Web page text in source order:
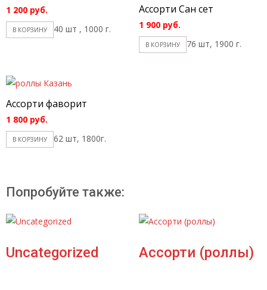
1 200 руб.
В КОРЗИНУ 40 шт , 1000 г.
Ассорти Сан сет
1 900 руб.
В КОРЗИНУ 76 шт, 1900 г.
Ассорти фаворит
1 800 руб.
В КОРЗИНУ 62 шт, 1800г.
Попробуйте также:
Uncategorized Ассорти (роллы)